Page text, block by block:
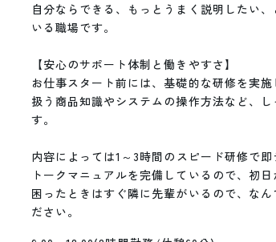
自分ならできる、もっとうまく説明したい
いる職場です。
【安心のサポート体制と働きやすさ】
お仕事スタート前には、基礎的な研修を実施
扱う商品知識やシステムの操作方法など、
す。
内容によっては1～3時間のスピード研修で即
トークマニュアルを完備しているので、初
困ったときはすぐ隣に先輩がいるので、な
ださい。